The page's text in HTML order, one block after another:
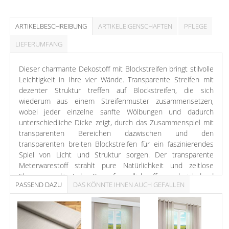
ARTIKELBESCHREIBUNG ARTIKELEIGENSCHAFTEN
PFLEGE
LIEFERUMFANG
Dieser charmante Dekostoff mit Blockstreifen bringt stilvolle
Leichtigkeit in Ihre vier Wände. Transparente Streifen mit
dezenter Struktur treffen auf Blockstreifen, die sich
wiederum aus einem Streifenmuster zusammensetzen,
wobei jeder einzelne sanfte Wölbungen und dadurch
unterschiedliche Dicke zeigt, durch das Zusammenspiel mit
transparenten Bereichen dazwischen und den
transparenten breiten Blockstreifen für ein faszinierendes
Spiel von Licht und Struktur sorgen. Der transparente
Meterwarestoff strahlt pure Natürlichkeit und zeitlose
Eleganz aus, lässt den Raum freundlich, offen und einladend
wirken. Je nach gewählter Farbe setzen die Blockstreifen
sanfte oder ausdrucksstarke Kontraste. Aus diesem
transparenten Meterwarestoff können Raffrollos,
Gardinenschals und Tischdecken entstehen.
PASSEND DAZU DAS KÖNNTE IHNEN AUCH GEFALLEN